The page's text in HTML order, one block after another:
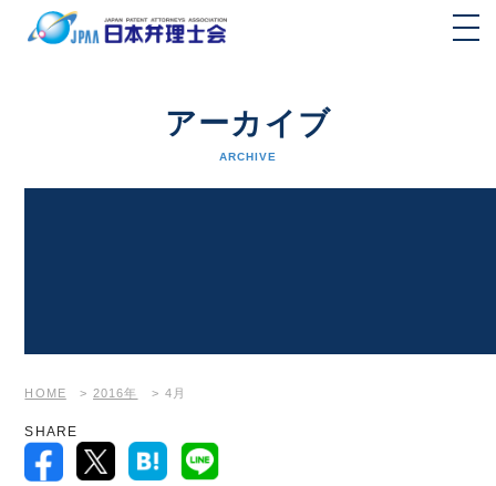
アーカイブ
ARCHIVE
HOME > 2016年 > 4月
SHARE